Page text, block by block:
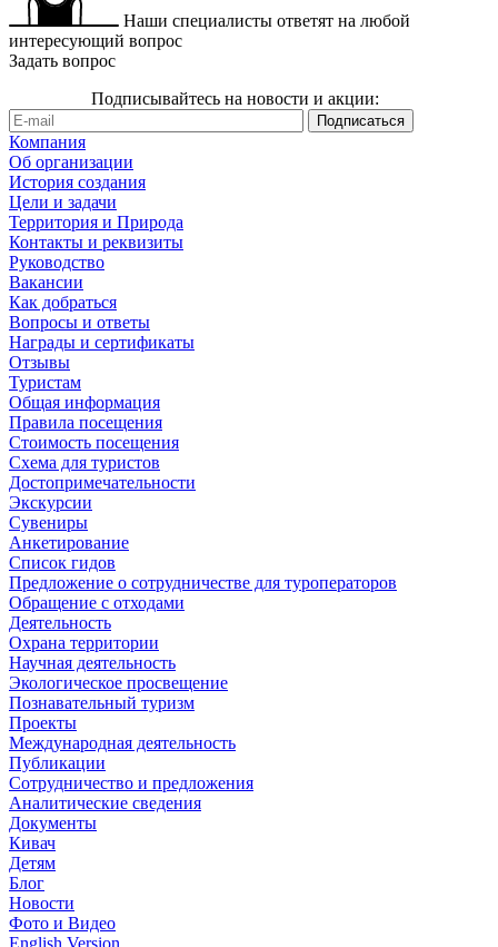
Наши специалисты ответят на любой
интересующий вопрос
Задать вопрос
Подписывайтесь на новости и акции:
Компания
Об организации
История создания
Цели и задачи
Территория и Природа
Контакты и реквизиты
Руководство
Вакансии
Как добраться
Вопросы и ответы
Награды и сертификаты
Отзывы
Туристам
Общая информация
Правила посещения
Стоимость посещения
Схема для туристов
Достопримечательности
Экскурсии
Сувениры
Анкетирование
Список гидов
Предложение о сотрудничестве для туроператоров
Обращение с отходами
Деятельность
Охрана территории
Научная деятельность
Экологическое просвещение
Познавательный туризм
Проекты
Международная деятельность
Публикации
Сотрудничество и предложения
Аналитические сведения
Документы
Кивач
Детям
Блог
Новости
Фото и Видео
English Version